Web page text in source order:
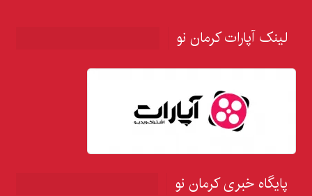
لینک آپارات کرمان نو
پایگاه خبری کرمان نو